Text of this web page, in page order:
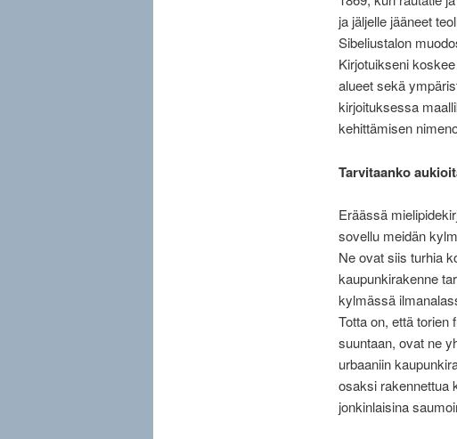
ja jäljelle jääneet
Sibeliustalon
Kirjotuikseni
alueet sekä
kirjoituksessa
kehittämisen
Tarvitaanko
Eräässä
sovellu meidän
Ne ovat siis turhia
kaupunkirakenne
kylmässä
Totta on, että torien
suuntaan, ovat ne
urbaaniin
osaksi rakennettua
jonkinlaisina